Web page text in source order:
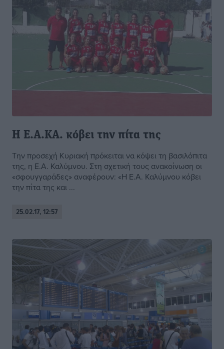
Η Ε.Α.ΚΑ. κόβει την πίτα της
Την προσεχή Κυριακή πρόκειται να κόψει τη βασιλόπιτα
της, η Ε.Α. Καλύμνου. Στη σχετική τους ανακοίνωση οι
«σφουγγαράδες» αναφέρουν: «Η Ε.Α. Καλύμνου κόβει
την πίτα της και ...
25.02.17, 12:57